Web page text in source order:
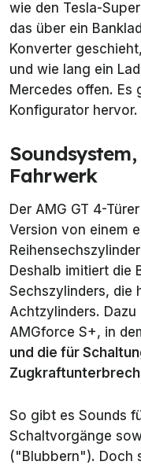
wie den Tesla-
das über ein
Konverter
und wie lang ein
Mercedes offen. Es
Konfigurator hervor.
Fahrwerk
Der AMG GT 4-
Version von einem
Deshalb imitiert die
Sechszylinders, die
Achtzylinders.
AMGforce S+, in
und die für
So gibt es Sounds
Schaltvorgänge
("Blubbern"). Doch